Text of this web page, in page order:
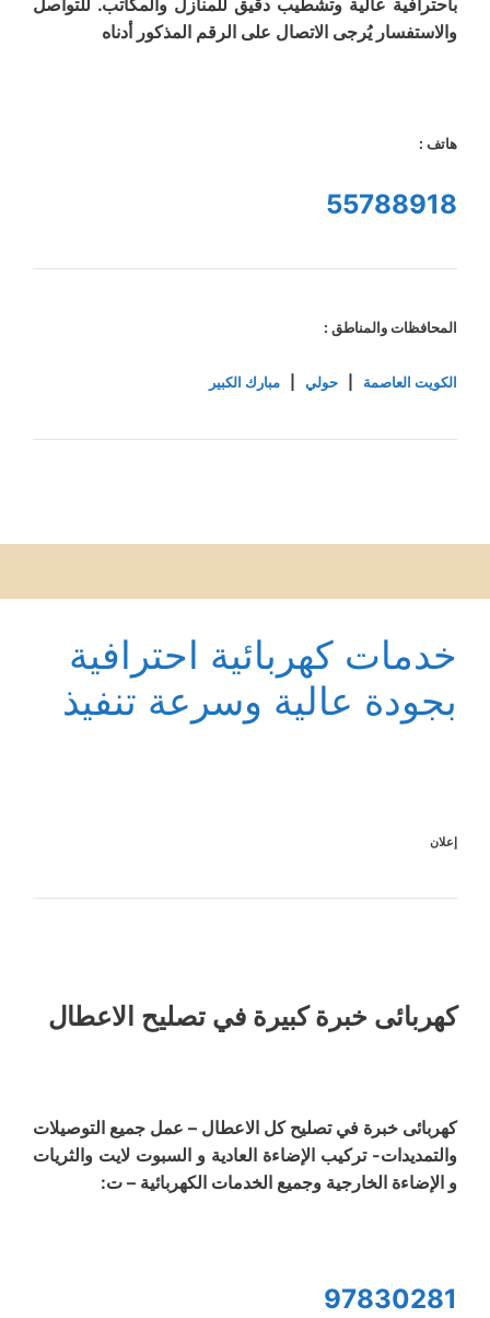
باحترافية عالية وتشطيب دقيق للمنازل والمكاتب. للتواصل
والاستفسار يُرجى الاتصال على الرقم المذكور أدناه
هاتف :
55788918
المحافظات والمناطق :
الكويت العاصمة حولي مبارك الكبير
خدمات كهربائية احترافية
بجودة عالية وسرعة تنفيذ
إعلان
كهربائى خبرة كبيرة في تصليح الاعطال
كهربائى خبرة في تصليح كل الاعطال – عمل جميع التوصيلات
والتمديدات- تركيب الإضاءة العادية و السبوت لايت والثريات
و الإضاءة الخارجية وجميع الخدمات الكهربائية – ت:
97830281